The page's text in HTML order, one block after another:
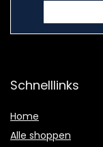
Schnelllinks
Home
Alle shoppen